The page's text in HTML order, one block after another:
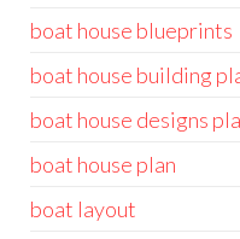
boat house blueprints
boat house building
boat house designs
boat house plan
boat layout